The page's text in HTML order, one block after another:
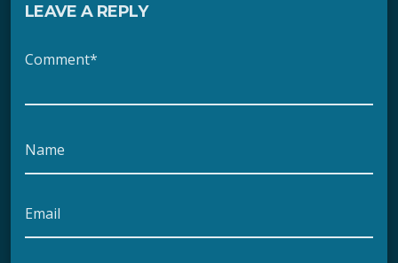
LEAVE A REPLY
Comment*
Name
Email